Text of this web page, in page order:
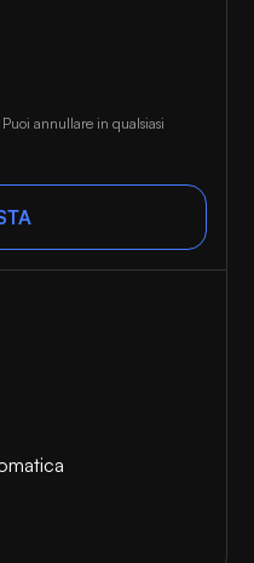
annullare in qualsiasi